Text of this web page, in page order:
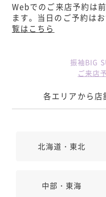
Webでのご来店予約は
ます。 当日のご予約は
覧はこちら
振袖BIG
ご来店
各エリアから店
北海道・東北
中部・東海